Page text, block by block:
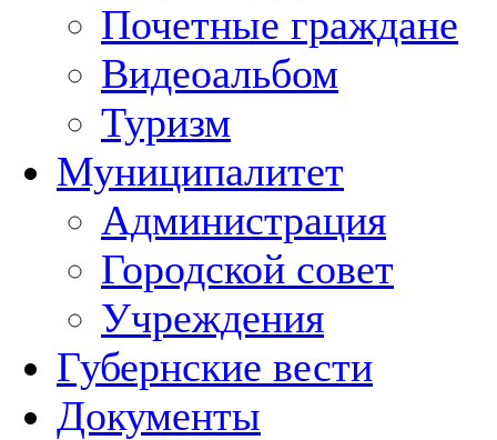
Почетные граждане
Видеоальбом
Туризм
Муниципалитет
Администрация
Городской совет
Учреждения
Губернские вести
Документы